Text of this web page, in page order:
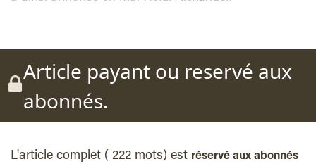
Article payant ou reservé aux
abonnés.
L'article complet ( 222 mots) est réservé aux abonnés